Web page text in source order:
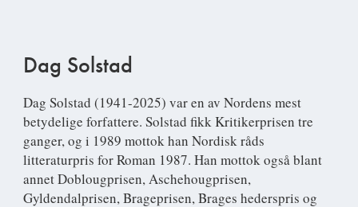
Dag Solstad
Dag Solstad (1941-2025) var en av Nordens mest
betydelige forfattere. Solstad fikk Kritikerprisen tre
ganger, og i 1989 mottok han Nordisk råds
litteraturpris for Roman 1987. Han mottok også blant
annet Doblougprisen, Aschehougprisen,
Gyldendalprisen, Brageprisen, Brages hederspris og